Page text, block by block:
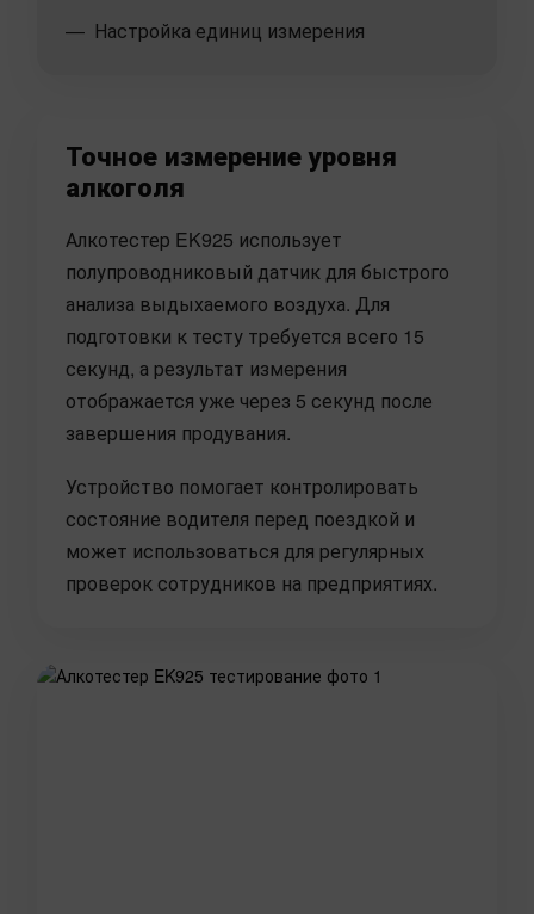
Настройка единиц измерения
Точное измерение уровня
алкоголя
Алкотестер EK925 использует
полупроводниковый датчик для быстрого
анализа выдыхаемого воздуха. Для
подготовки к тесту требуется всего 15
секунд, а результат измерения
отображается уже через 5 секунд после
завершения продувания.
Устройство помогает контролировать
состояние водителя перед поездкой и
может использоваться для регулярных
проверок сотрудников на предприятиях.